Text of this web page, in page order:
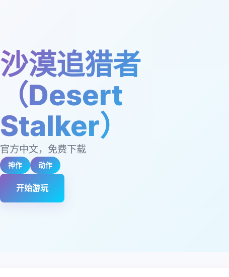
沙漠追猎者
（Desert
Stalker）
官方中文，免费下载
神作 动作
开始游玩